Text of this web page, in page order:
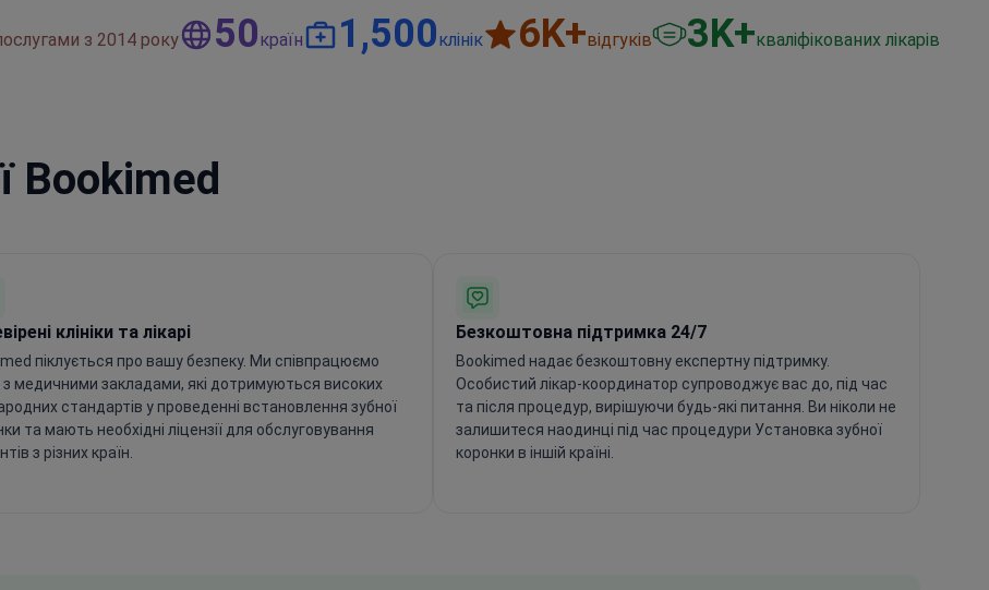
з 2014 року 50країн 1,500клінік 6K+відгуків 3K+кваліфікованих лікарів
Bookimed
клініки та лікарі
піклується про вашу безпеку. Ми співпрацюємо
медичними закладами, які дотримуються високих
стандартів у проведенні встановлення зубної
та мають необхідні ліцензії для обслуговування
з різних країн.
Безкоштовна підтримка 24/7
Bookimed надає безкоштовну експертну підтримку.
Особистий лікар-координатор супроводжує вас до, під час
та після процедур, вирішуючи будь-які питання. Ви ніколи не
залишитеся наодинці під час процедури Установка зубної
коронки в іншій країні.